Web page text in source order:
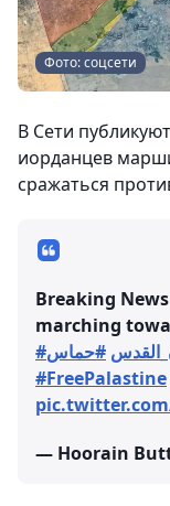
Фото: соцсети
В Сети
иорданцев
сражаться
Breaking
marching
#حماس
#FreePalastine
— Hoorain